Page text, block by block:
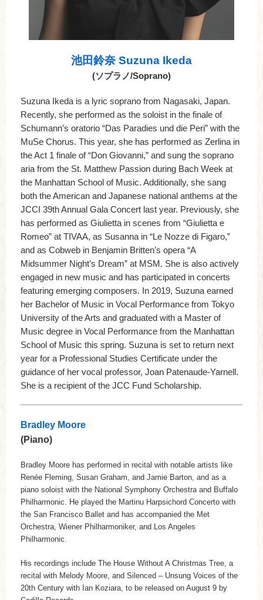
池田鈴奈 Suzuna Ikeda
(ソプラノ/Soprano)
Suzuna Ikeda is a lyric soprano from Nagasaki, Japan.
Recently, she performed as the soloist in the finale of
Schumann’s oratorio “Das Paradies und die Peri” with the
MuSe Chorus. This year, she has performed as Zerlina in
the Act 1 finale of “Don Giovanni,” and sung the soprano
aria from the St. Matthew Passion during Bach Week at
the Manhattan School of Music. Additionally, she sang
both the American and Japanese national anthems at the
JCCI 39th Annual Gala Concert last year. Previously, she
has performed as Giulietta in scenes from “Giulietta e
Romeo” at TIVAA, as Susanna in “Le Nozze di Figaro,”
and as Cobweb in Benjamin Britten’s opera “A
Midsummer Night’s Dream” at MSM. She is also actively
engaged in new music and has participated in concerts
featuring emerging composers. In 2019, Suzuna earned
her Bachelor of Music in Vocal Performance from Tokyo
University of the Arts and graduated with a Master of
Music degree in Vocal Performance from the Manhattan
School of Music this spring. Suzuna is set to return next
year for a Professional Studies Certificate under the
guidance of her vocal professor, Joan Patenaude-Yarnell.
She is a recipient of the JCC Fund Scholarship.
Bradley Moore
(Piano)
Bradley Moore has performed in recital with notable artists like
Renée Fleming, Susan Graham, and Jamie Barton, and as a
piano soloist with the National Symphony Orchestra and Buffalo
Philharmonic. He played the Martinu Harpsichord Concerto with
the San Francisco Ballet and has accompanied the Met
Orchestra, Wiener Philharmoniker, and Los Angeles
Philharmonic.
His recordings include The House Without A Christmas Tree, a
recital with Melody Moore, and Silenced – Unsung Voices of the
20th Century with Ian Koziara, to be released on August 9 by